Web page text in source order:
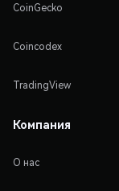
CoinGecko
Coincodex
TradingView
Компания
О нас